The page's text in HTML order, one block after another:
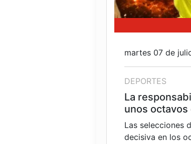
martes 07 de
DEPORTES
La
unos
Las selecciones
decisiva en los